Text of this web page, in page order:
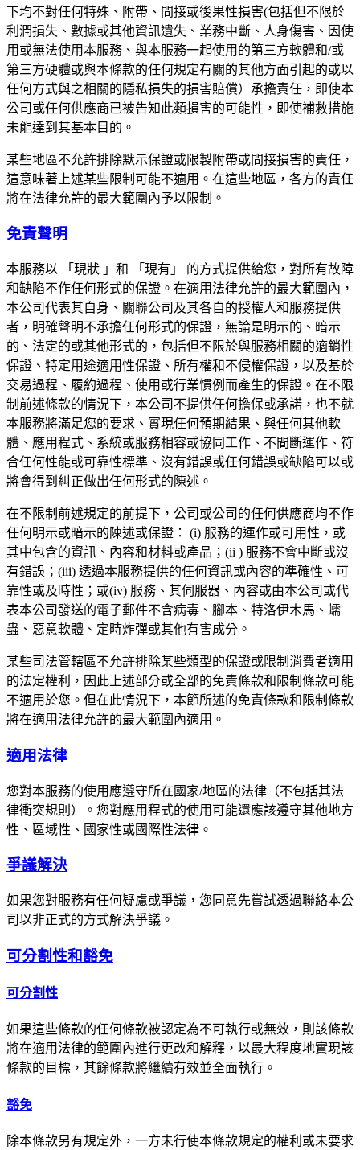
下均不對任何特殊、附帶、間接或後果性損害(包括但不限於
利潤損失、數據或其他資訊遺失、業務中斷、人身傷害、因使
用或無法使用本服務、與本服務一起使用的第三方軟體和/或
第三方硬體或與本條款的任何規定有關的其他方面引起的或以
任何方式與之相關的隱私損失的損害賠償）承擔責任，即使本
公司或任何供應商已被告知此類損害的可能性，即使補救措施
未能達到其基本目的。
某些地區不允許排除默示保證或限製附帶或間接損害的責任，
這意味著上述某些限制可能不適用。在這些地區，各方的責任
將在法律允許的最大範圍內予以限制。
免責聲明
本服務以 「現狀 」和 「現有」 的方式提供給您，對所有故障
和缺陷不作任何形式的保證。在適用法律允許的最大範圍內，
本公司代表其自身、關聯公司及其各自的授權人和服務提供
者，明確聲明不承擔任何形式的保證，無論是明示的、暗示
的、法定的或其他形式的，包括但不限於與服務相關的適銷性
保證、特定用途適用性保證、所有權和不侵權保證，以及基於
交易過程、履約過程、使用或行業慣例而產生的保證。在不限
制前述條款的情況下，本公司不提供任何擔保或承諾，也不就
本服務將滿足您的要求、實現任何預期結果、與任何其他軟
體、應用程式、系統或服務相容或協同工作、不間斷運作、符
合任何性能或可靠性標準、沒有錯誤或任何錯誤或缺陷可以或
將會得到糾正做出任何形式的陳述。
在不限制前述規定的前提下，公司或公司的任何供應商均不作
任何明示或暗示的陳述或保證： (i) 服務的運作或可用性，或
其中包含的資訊、內容和材料或產品；(ii ) 服務不會中斷或沒
有錯誤；(iii) 透過本服務提供的任何資訊或內容的準確性、可
靠性或及時性；或(iv) 服務、其伺服器、內容或由本公司或代
表本公司發送的電子郵件不含病毒、腳本、特洛伊木馬、蠕
蟲、惡意軟體、定時炸彈或其他有害成分。
某些司法管轄區不允許排除某些類型的保證或限制消費者適用
的法定權利，因此上述部分或全部的免責條款和限制條款可能
不適用於您。但在此情況下，本節所述的免責條款和限制條款
將在適用法律允許的最大範圍內適用。
適用法律
您對本服務的使用應遵守所在國家/地區的法律（不包括其法
律衝突規則）。您對應用程式的使用可能還應該遵守其他地方
性、區域性、國家性或國際性法律。
爭議解決
如果您對服務有任何疑慮或爭議，您同意先嘗試透過聯絡本公
司以非正式的方式解決爭議。
可分割性和豁免
可分割性
如果這些條款的任何條款被認定為不可執行或無效，則該條款
將在適用法律的範圍內進行更改和解釋，以最大程度地實現該
條款的目標，其餘條款將繼續有效並全面執行。
豁免
除本條款另有規定外，一方未行使本條款規定的權利或未要求